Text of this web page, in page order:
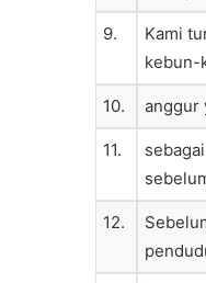
9.
Kami
kebun-
10. anggur
11.
12.